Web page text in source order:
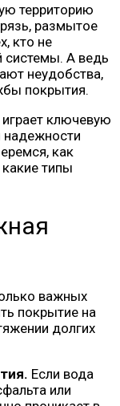
территорию
размытое
кто не
системы. А ведь
неудобства,
покрытия.
ключевую
надежности
как
типы
важных
покрытие на
долгих
Если вода
или